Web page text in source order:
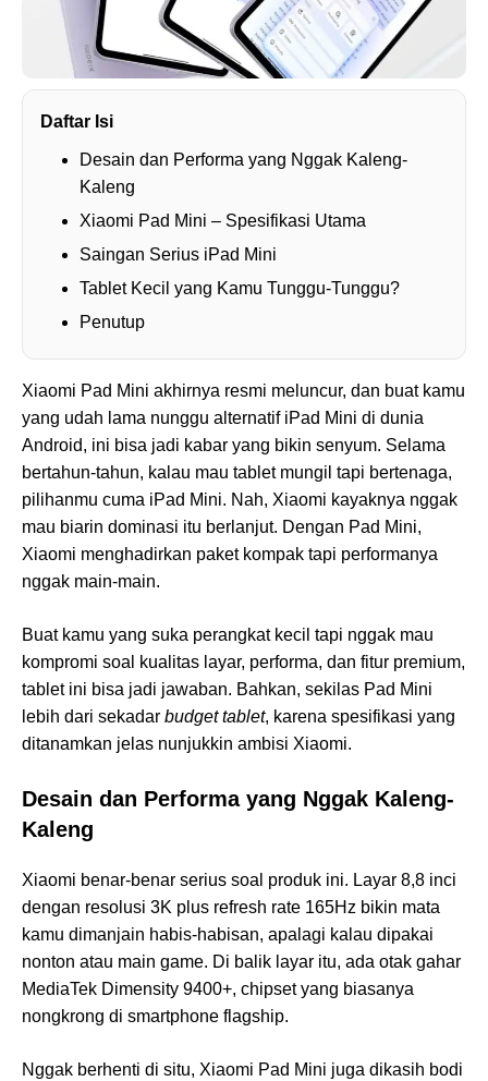
Daftar Isi
Desain dan Performa yang Nggak Kaleng-
Kaleng
Xiaomi Pad Mini – Spesifikasi Utama
Saingan Serius iPad Mini
Tablet Kecil yang Kamu Tunggu-Tunggu?
Penutup
Xiaomi Pad Mini akhirnya resmi meluncur, dan buat kamu
yang udah lama nunggu alternatif iPad Mini di dunia
Android, ini bisa jadi kabar yang bikin senyum. Selama
bertahun-tahun, kalau mau tablet mungil tapi bertenaga,
pilihanmu cuma iPad Mini. Nah, Xiaomi kayaknya nggak
mau biarin dominasi itu berlanjut. Dengan Pad Mini,
Xiaomi menghadirkan paket kompak tapi performanya
nggak main-main.
Buat kamu yang suka perangkat kecil tapi nggak mau
kompromi soal kualitas layar, performa, dan fitur premium,
tablet ini bisa jadi jawaban. Bahkan, sekilas Pad Mini
lebih dari sekadar budget tablet, karena spesifikasi yang
ditanamkan jelas nunjukkin ambisi Xiaomi.
Desain dan Performa yang Nggak Kaleng-
Kaleng
Xiaomi benar-benar serius soal produk ini. Layar 8,8 inci
dengan resolusi 3K plus refresh rate 165Hz bikin mata
kamu dimanjain habis-habisan, apalagi kalau dipakai
nonton atau main game. Di balik layar itu, ada otak gahar
MediaTek Dimensity 9400+, chipset yang biasanya
nongkrong di smartphone flagship.
Nggak berhenti di situ, Xiaomi Pad Mini juga dikasih bodi